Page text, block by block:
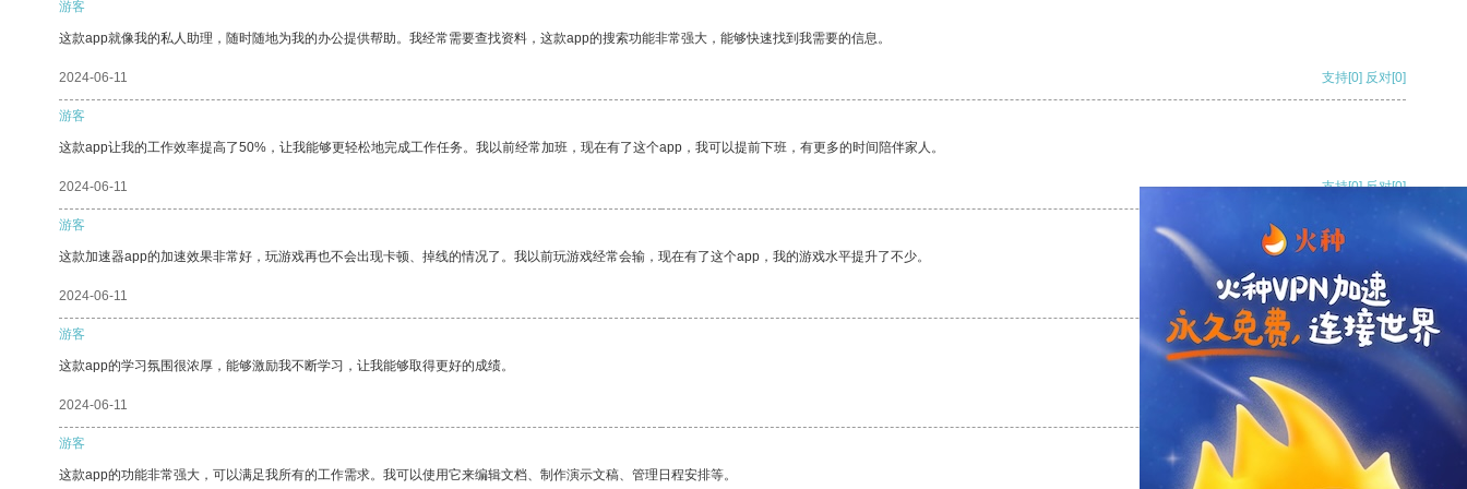
游客
这款app就像我的私人助理，随时随地为我的办公提供帮助。我经常需要查找资料，这款app的搜索功能非常强大，能够快速找到我需要的信息。
2024-06-11 支持[0] 反对[0]
游客
这款app让我的工作效率提高了50%，让我能够更轻松地完成工作任务。我以前经常加班，现在有了这个app，我可以提前下班，有更多的时间陪伴家人。
2024-06-11 支持[0] 反对[0]
游客
这款加速器app的加速效果非常好，玩游戏再也不会出现卡顿、掉线的情况了。我以前玩游戏经常会输，现在有了这个app，我的游戏水平提升了不少。
2024-06-11 支持[0] 反对
游客
这款app的学习氛围很浓厚，能够激励我不断学习，让我能够取得更好的成绩。
2024-06-11 支持
游客
这款app的功能非常强大，可以满足我所有的工作需求。我可以使用它来编辑文档、制作演示文稿、管理日程安排等。